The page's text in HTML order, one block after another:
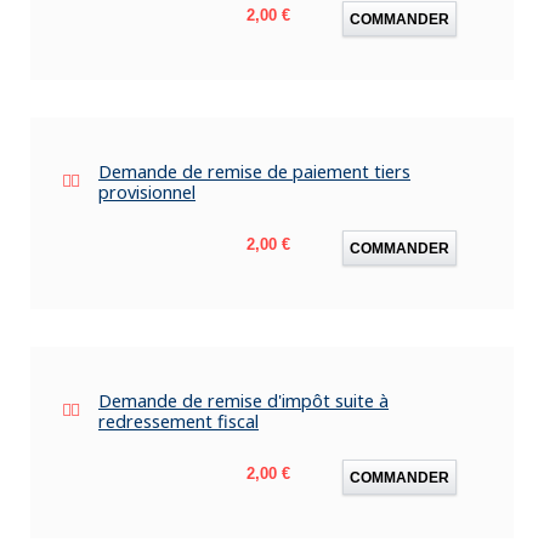
Prix
2,00 € COMMANDER
Demande de remise de paiement tiers
provisionnel
Prix
2,00 € COMMANDER
Demande de remise d'impôt suite à
redressement fiscal
Prix
2,00 € COMMANDER